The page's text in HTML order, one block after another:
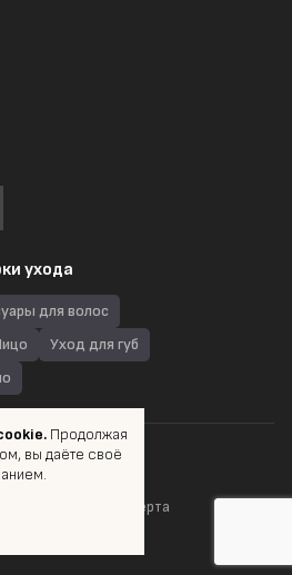
ухода
для волос
Уход для губ
Публичная оферта
Продолжая
вы даёте своё